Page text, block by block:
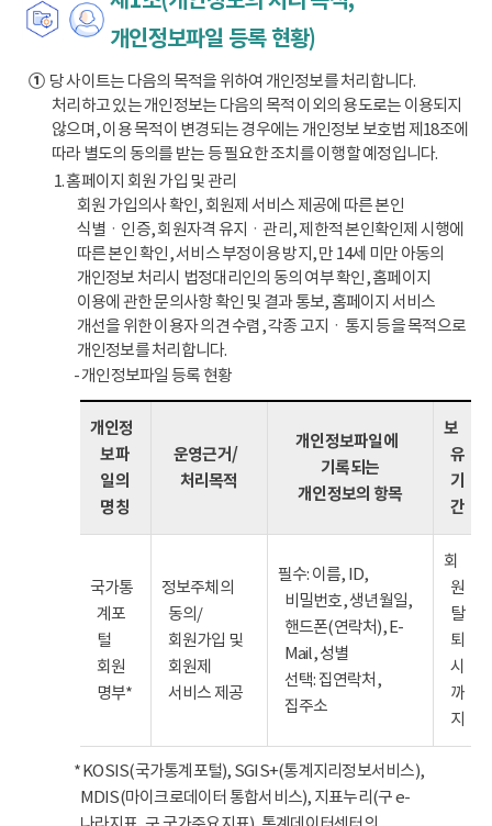
개인정보파일 등록 현황)
①당 사이트는 다음의 목적을 위하여 개인정보를 처리합니다.
처리하고 있는 개인정보는 다음의 목적 이외의 용도로는 이용되지
않으며, 이용 목적이 변경되는 경우에는 개인정보 보호법 제18조에
따라 별도의 동의를 받는 등 필요한 조치를 이행할 예정입니다.
1. 홈페이지 회원 가입 및 관리
회원 가입의사 확인, 회원제 서비스 제공에 따른 본인
식별ㆍ인증, 회원자격 유지ㆍ관리, 제한적 본인확인제 시행에
따른 본인 확인, 서비스 부정이용 방지, 만 14세 미만 아동의
개인정보 처리시 법정대리인의 동의 여부 확인, 홈페이지
이용에 관한 문의사항 확인 및 결과 통보, 홈페이지 서비스
개선을 위한 이용자 의견 수렴, 각종 고지ㆍ통지 등을 목적으로
개인정보를 처리합니다.
- 개인정보파일 등록 현황
개인정
보파
일의
명칭
운영근거/
처리목적
개인정보파일에
기록되는
개인정보의 항목
보
유
기
간
국가통
계포
털
회원
명부*
정보주체의
동의/
회원가입 및
회원제
서비스 제공
필수: 이름, ID,
비밀번호, 생년월일,
핸드폰(연락처), E-
Mail, 성별
선택: 집연락처,
집주소
회
원
탈
퇴
시
까
지
* KOSIS(국가통계포털), SGIS+(통계지리정보서비스),
MDIS(마이크로데이터 통합서비스), 지표누리(구 e-